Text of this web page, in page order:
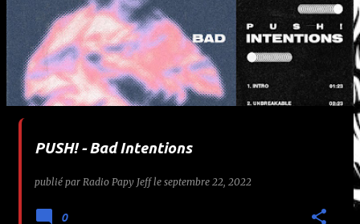
r
c
PUSH! - Bad Intentions
publié par Radio Papy Jeff le septembre 22, 2022
0